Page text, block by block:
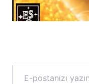
E-postanızı yazın…